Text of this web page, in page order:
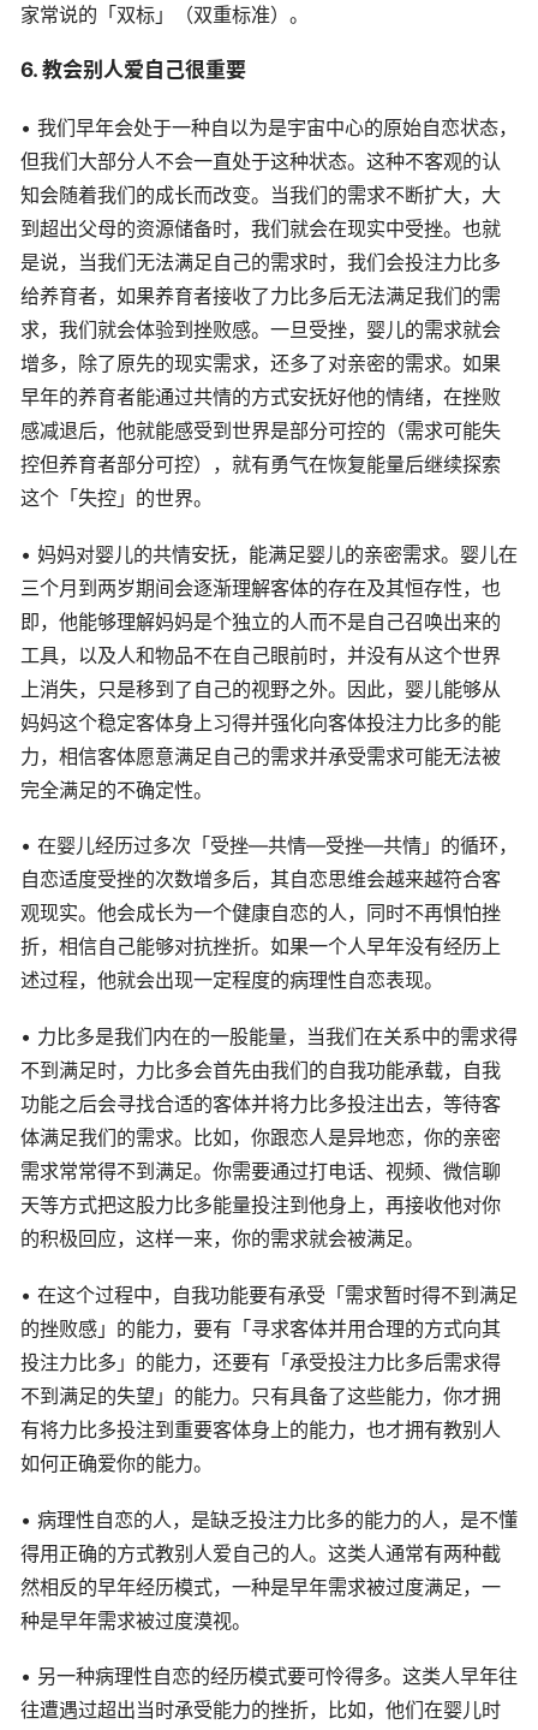
家常说的「双标」（双重标准）。
6. 教会别人爱自己很重要
• 我们早年会处于一种自以为是宇宙中心的原始自恋状态，
但我们大部分人不会一直处于这种状态。这种不客观的认
知会随着我们的成长而改变。当我们的需求不断扩大，大
到超出父母的资源储备时，我们就会在现实中受挫。也就
是说，当我们无法满足自己的需求时，我们会投注力比多
给养育者，如果养育者接收了力比多后无法满足我们的需
求，我们就会体验到挫败感。一旦受挫，婴儿的需求就会
增多，除了原先的现实需求，还多了对亲密的需求。如果
早年的养育者能通过共情的方式安抚好他的情绪，在挫败
感减退后，他就能感受到世界是部分可控的（需求可能失
控但养育者部分可控），就有勇气在恢复能量后继续探索
这个「失控」的世界。
• 妈妈对婴儿的共情安抚，能满足婴儿的亲密需求。婴儿在
三个月到两岁期间会逐渐理解客体的存在及其恒存性，也
即，他能够理解妈妈是个独立的人而不是自己召唤出来的
工具，以及人和物品不在自己眼前时，并没有从这个世界
上消失，只是移到了自己的视野之外。因此，婴儿能够从
妈妈这个稳定客体身上习得并强化向客体投注力比多的能
力，相信客体愿意满足自己的需求并承受需求可能无法被
完全满足的不确定性。
• 在婴儿经历过多次「受挫—共情—受挫—共情」的循环，
自恋适度受挫的次数增多后，其自恋思维会越来越符合客
观现实。他会成长为一个健康自恋的人，同时不再惧怕挫
折，相信自己能够对抗挫折。如果一个人早年没有经历上
述过程，他就会出现一定程度的病理性自恋表现。
• 力比多是我们内在的一股能量，当我们在关系中的需求得
不到满足时，力比多会首先由我们的自我功能承载，自我
功能之后会寻找合适的客体并将力比多投注出去，等待客
体满足我们的需求。比如，你跟恋人是异地恋，你的亲密
需求常常得不到满足。你需要通过打电话、视频、微信聊
天等方式把这股力比多能量投注到他身上，再接收他对你
的积极回应，这样一来，你的需求就会被满足。
• 在这个过程中，自我功能要有承受「需求暂时得不到满足
的挫败感」的能力，要有「寻求客体并用合理的方式向其
投注力比多」的能力，还要有「承受投注力比多后需求得
不到满足的失望」的能力。只有具备了这些能力，你才拥
有将力比多投注到重要客体身上的能力，也才拥有教别人
如何正确爱你的能力。
• 病理性自恋的人，是缺乏投注力比多的能力的人，是不懂
得用正确的方式教别人爱自己的人。这类人通常有两种截
然相反的早年经历模式，一种是早年需求被过度满足，一
种是早年需求被过度漠视。
• 另一种病理性自恋的经历模式要可怜得多。这类人早年往
往遭遇过超出当时承受能力的挫折，比如，他们在婴儿时